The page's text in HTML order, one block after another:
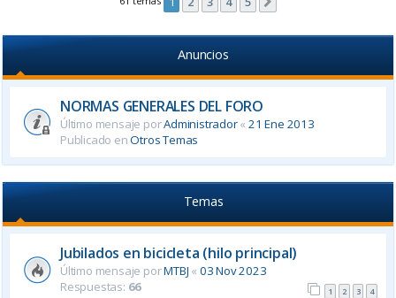
Anuncios
NORMAS GENERALES DEL FORO
Último mensaje porAdministrador«21 Ene 2013
Publicado enOtros Temas
Temas
Jubilados en bicicleta (hilo principal)
Último mensaje porMTBJ « 03 Nov 2023
Respuestas: 66 1 2 3 4